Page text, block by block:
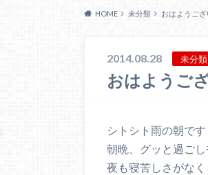
HOME 未分類 おはようご
2014.08.28 未分類
おはようご
シトシト雨の朝です
朝晩、グッと過ご
夜も寝苦しさがなく